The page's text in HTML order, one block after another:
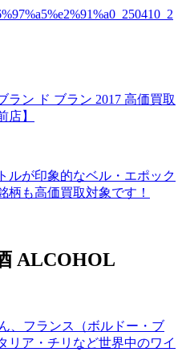
ラン ド ブラン 2017 高価買取
店】
ルが印象的なベル・エポック
柄も高価買取対象です！
ALCOHOL
、フランス（ボルドー・ブ
リア・チリなど世界中のワイ